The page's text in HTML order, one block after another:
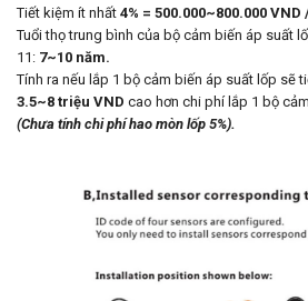
Tiết kiệm ít nhất 4% = 500.000~800.000 VND
Tuổi thọ trung bình của bộ cảm biến áp suất
11: 7~10 năm.
Tính ra nếu lắp 1 bộ cảm biến áp suất lốp sẽ
3.5~8 triệu VND cao hơn chi phí lắp 1 bộ
(Chưa tính chi phí hao mòn lốp 5%).